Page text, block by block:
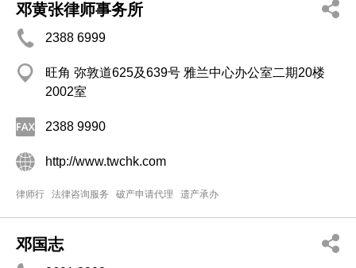
邓黄张律师事务所
2388 6999
旺角 弥敦道625及639号 雅兰中心办公室二期20楼
2002室
2388 9990
http://www.twchk.com
律师行 法律咨询服务 破产申请代理 遗产承办
邓国志